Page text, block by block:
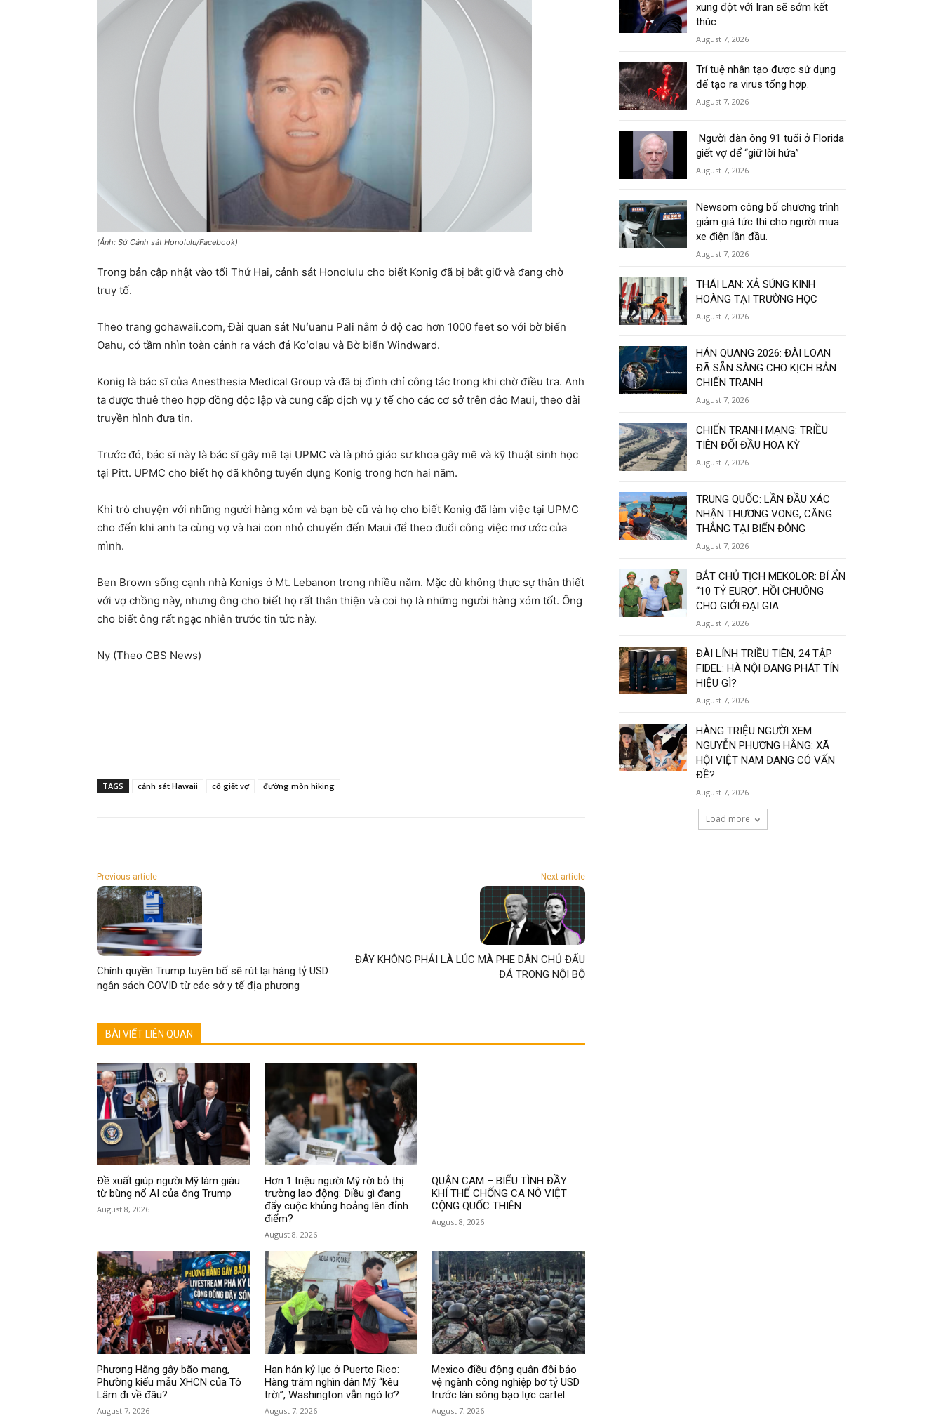
(Ảnh: Sở Cảnh sát Honolulu/Facebook)
Trong bản cập nhật vào tối Thứ Hai, cảnh sát Honolulu cho biết Konig đã bị bắt giữ và đang chờ
truy tố.
Theo trang gohawaii.com, Đài quan sát Nuʻuanu Pali nằm ở độ cao hơn 1000 feet so với bờ biển
Oahu, có tầm nhìn toàn cảnh ra vách đá Koʻolau và Bờ biển Windward.
Konig là bác sĩ của Anesthesia Medical Group và đã bị đình chỉ công tác trong khi chờ điều tra. Anh
ta được thuê theo hợp đồng độc lập và cung cấp dịch vụ y tế cho các cơ sở trên đảo Maui, theo đài
truyền hình đưa tin.
Trước đó, bác sĩ này là bác sĩ gây mê tại UPMC và là phó giáo sư khoa gây mê và kỹ thuật sinh học
tại Pitt. UPMC cho biết họ đã không tuyển dụng Konig trong hơn hai năm.
Khi trò chuyện với những người hàng xóm và bạn bè cũ và họ cho biết Konig đã làm việc tại UPMC
cho đến khi anh ta cùng vợ và hai con nhỏ chuyển đến Maui để theo đuổi công việc mơ ước của
mình.
Ben Brown sống cạnh nhà Konigs ở Mt. Lebanon trong nhiều năm. Mặc dù không thực sự thân thiết
với vợ chồng này, nhưng ông cho biết họ rất thân thiện và coi họ là những người hàng xóm tốt. Ông
cho biết ông rất ngạc nhiên trước tin tức này.
Ny (Theo CBS News)
TAGS cảnh sát Hawaii cố giết vợ đường mòn hiking
Previous article
Chính quyền Trump tuyên bố sẽ rút lại hàng tỷ USD
ngân sách COVID từ các sở y tế địa phương
Next article
ĐÂY KHÔNG PHẢI LÀ LÚC MÀ PHE DÂN CHỦ ĐẤU
ĐÁ TRONG NỘI BỘ
BÀI VIẾT LIÊN QUAN
Đề xuất giúp người Mỹ làm giàu
từ bùng nổ AI của ông Trump
August 8, 2026
Hơn 1 triệu người Mỹ rời bỏ thị
trường lao động: Điều gì đang
đẩy cuộc khủng hoảng lên đỉnh
điểm?
August 8, 2026
QUẬN CAM – BIỂU TÌNH ĐẦY
KHÍ THẾ CHỐNG CA NÔ VIỆT
CỘNG QUỐC THIÊN
August 8, 2026
Phương Hằng gây bão mạng,
Phường kiểu mẫu XHCN của Tô
Lâm đi về đâu?
August 7, 2026
Hạn hán kỷ lục ở Puerto Rico:
Hàng trăm nghìn dân Mỹ “kêu
trời”, Washington vẫn ngó lơ?
August 7, 2026
Mexico điều động quân đội bảo
vệ ngành công nghiệp bơ tỷ USD
trước làn sóng bạo lực cartel
August 7, 2026
xung đột với Iran sẽ sớm kết
thúc
August 7, 2026
Trí tuệ nhân tạo được sử dụng
để tạo ra virus tổng hợp.
August 7, 2026
Người đàn ông 91 tuổi ở Florida
giết vợ để “giữ lời hứa”
August 7, 2026
Newsom công bố chương trình
giảm giá tức thì cho người mua
xe điện lần đầu.
August 7, 2026
THÁI LAN: XẢ SÚNG KINH
HOÀNG TẠI TRƯỜNG HỌC
August 7, 2026
HÁN QUANG 2026: ĐÀI LOAN
ĐÃ SẴN SÀNG CHO KỊCH BẢN
CHIẾN TRANH
August 7, 2026
CHIẾN TRANH MẠNG: TRIỀU
TIÊN ĐỐI ĐẦU HOA KỲ
August 7, 2026
TRUNG QUỐC: LẦN ĐẦU XÁC
NHẬN THƯƠNG VONG, CĂNG
THẲNG TẠI BIỂN ĐÔNG
August 7, 2026
BẮT CHỦ TỊCH MEKOLOR: BÍ ẨN
“10 TỶ EURO”. HỒI CHUÔNG
CHO GIỚI ĐẠI GIA
August 7, 2026
ĐÀI LÍNH TRIỀU TIÊN, 24 TẬP
FIDEL: HÀ NỘI ĐANG PHÁT TÍN
HIỆU GÌ?
August 7, 2026
HÀNG TRIỆU NGƯỜI XEM
NGUYỄN PHƯƠNG HẰNG: XÃ
HỘI VIỆT NAM ĐANG CÓ VẤN
ĐỀ?
August 7, 2026
Load more